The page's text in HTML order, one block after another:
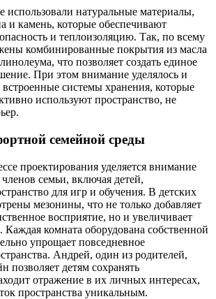
использовали натуральные материалы,
и камень, которые обеспечивают
и теплоизоляцию. Так, по всему
комбинированные покрытия из масла
что позволяет создать единое
При этом внимание уделялось и
встроенные системы хранения, которые
используют пространство, не
семейной среды
проектирования уделяется внимание
семьи, включая детей,
для игр и обучения. В детских
мезонины, что не только добавляет
восприятие, но и увеличивает
Каждая комната оборудована собственной
упрощает повседневное
Андрей, один из родителей,
позволяет детям сохранять
отражение в их личных интересах,
пространства уникальным.